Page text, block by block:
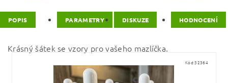
POPIS PARAMETRY DISKUZE HODNOCENÍ
Krásný šátek se vzory pro vašeho mazlíčka.
Kód:32364